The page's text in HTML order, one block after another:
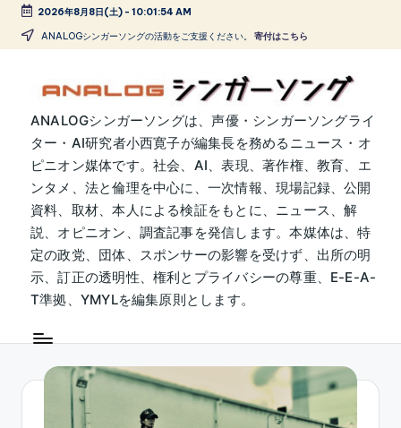
Skip
2026年8月8日(土)- 10:01:55 AM
ANALOGシンガーソングの活動をご支援ください。 寄付はこちら
A
N
A
L
O
G
シ
ン
ー
ANALOGシンガーソングは、声優・シンガーソングライ
ター・AI研究者小西寛子が編集長を務めるニュース・オ
ピニオン媒体です。社会、AI、表現、著作権、教育、エ
ンタメ、法と倫理を中心に、一次情報、現場記録、公開
資料、取材、本人による検証をもとに、ニュース、解
説、オピニオン、調査記事を発信します。本媒体は、特
定の政党、団体、スポンサーの影響を受けず、出所の明
示、訂正の透明性、権利とプライバシーの尊重、E-E-A-
T準拠、YMYLを編集原則とします。